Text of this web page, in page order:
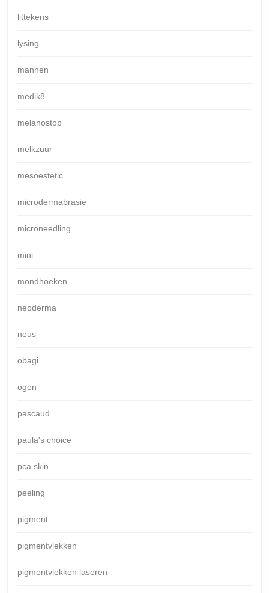
littekens
lysing
mannen
medik8
melanostop
melkzuur
mesoestetic
microdermabrasie
microneedling
mini
mondhoeken
neoderma
neus
obagi
ogen
pascaud
paula's choice
pca skin
peeling
pigment
pigmentvlekken
pigmentvlekken laseren